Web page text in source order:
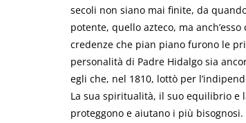
secoli non siano mai finite, da
potente, quello azteco, ma
credenze che pian piano furono le
personalità di Padre Hidalgo sia
egli che, nel 1810, lottò per
La sua spiritualità, il suo equilibrio e
proteggono e aiutano i più